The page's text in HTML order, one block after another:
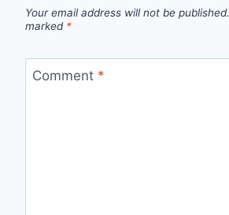
Your email address will not be published.
marked *
Comment *